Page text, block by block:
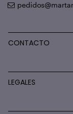
CONTACTO
LEGALES